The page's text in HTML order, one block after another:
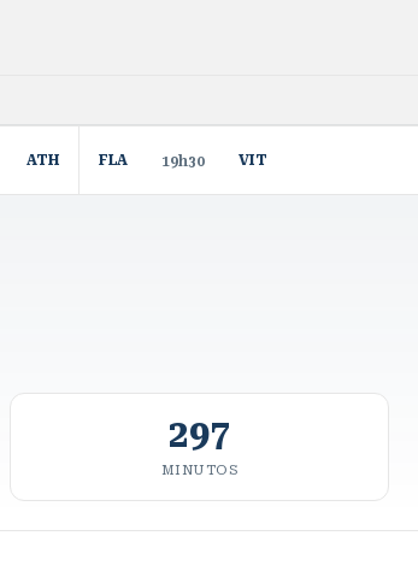
ATH FLA 19h30 VIT
297
MINUTOS